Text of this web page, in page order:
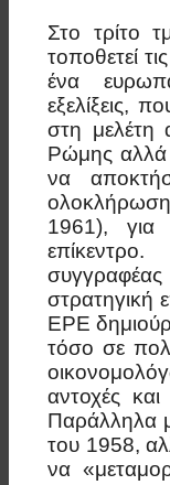
Στο τρίτο
τοποθετεί
ένα
εξελίξεις,
στη
Ρώμης αλλά
να
1961), για
στρατηγική
ΕΡΕ
τόσο σε
αντοχές
Παράλληλα
του 1958,
να